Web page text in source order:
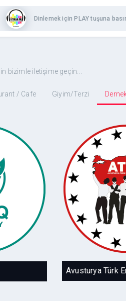
Dinlemek için PLAY tuşuna
bizimle iletişime geçin...
/ Cafe Giyim/Terzi
Avusturya
Birliği
Avusturya
Erkeklerinin